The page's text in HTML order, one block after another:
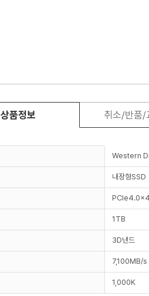
상품정보 취소/반품/
Western
내장형SSD
1TB
3D낸드
7,100MB/s
1,000K